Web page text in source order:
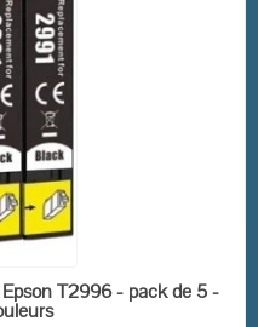
T2996 - pack de 5 -